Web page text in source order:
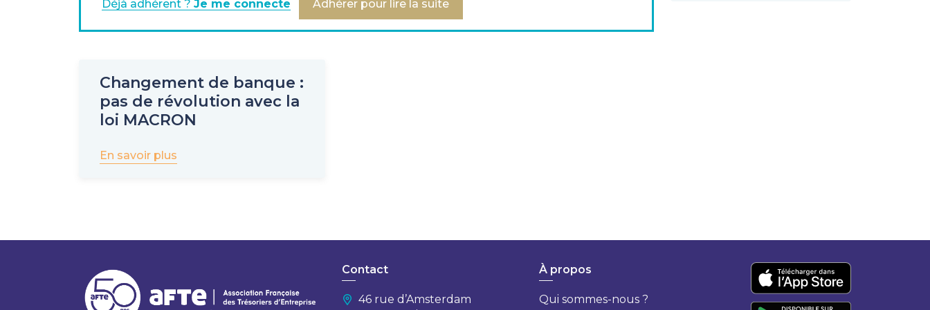
Déjà adhérent ? Je me connecte Adhérer pour lire la suite
Changement de banque :
pas de révolution avec la
loi MACRON
En savoir plus
Contact
46 rue d’Amsterdam
À propos
Qui sommes-nous ?